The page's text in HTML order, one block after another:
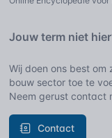
Jouw term niet
Wij doen ons best
bouw sector toe te
Neem gerust contact
Contact